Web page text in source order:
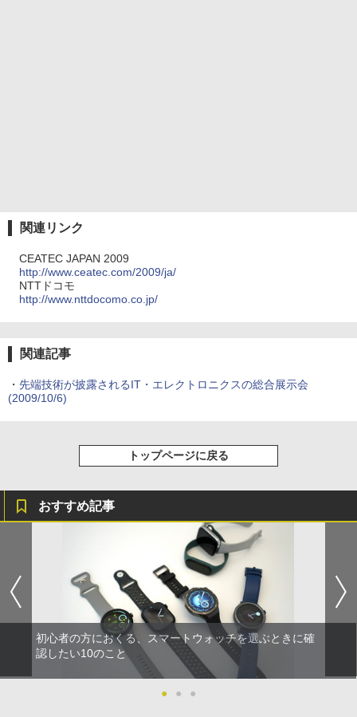
関連リンク
CEATEC JAPAN 2009
http://www.ceatec.com/2009/ja/
NTTドコモ
http://www.nttdocomo.co.jp/
関連記事
・ 先端技術が披露されるIT・エレクトロニクスの総合展示会
(2009/10/6)
トップページに戻る
おすすめ記事
初心者の方におくる、スマートウォッチを選ぶときに確
認したい10のこと
● ● ●